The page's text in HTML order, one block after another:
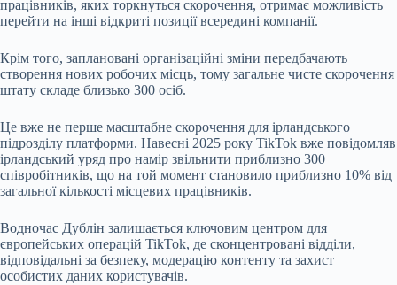
працівників, яких торкнуться скорочення, отримає можливість
перейти на інші відкриті позиції всередині компанії.
Крім того, заплановані організаційні зміни передбачають
створення нових робочих місць, тому загальне чисте скорочення
штату складе близько 300 осіб.
Це вже не перше масштабне скорочення для ірландського
підрозділу платформи. Навесні 2025 року TikTok вже повідомляв
ірландський уряд про намір звільнити приблизно 300
співробітників, що на той момент становило приблизно 10% від
загальної кількості місцевих працівників.
Водночас Дублін залишається ключовим центром для
європейських операцій TikTok, де сконцентровані відділи,
відповідальні за безпеку, модерацію контенту та захист
особистих даних користувачів.